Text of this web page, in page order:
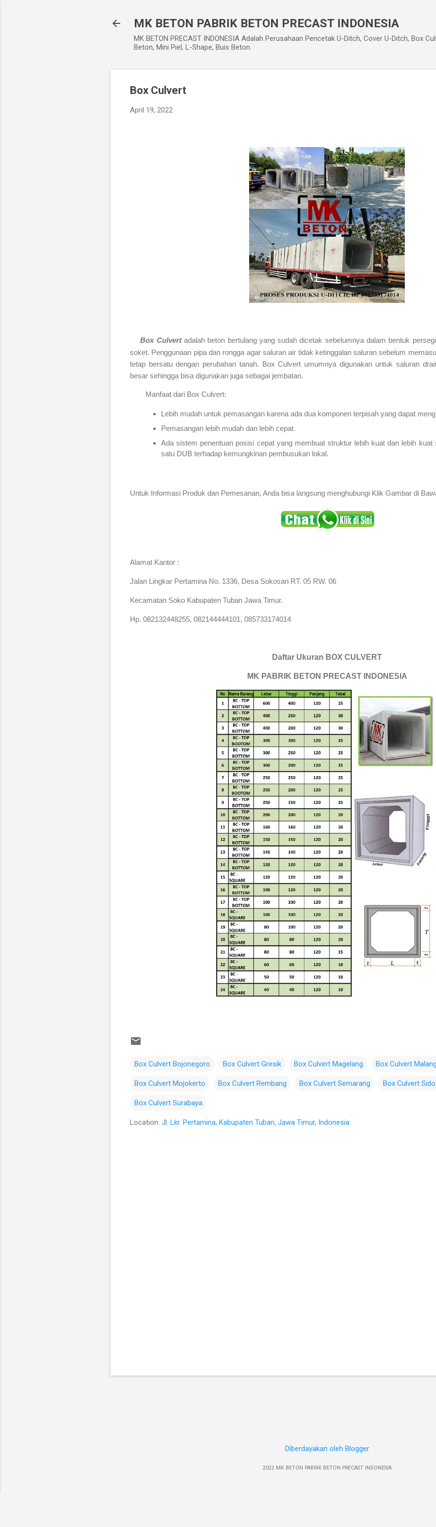
MK BETON PABRIK BETON PRECAST INDONESIA
MK BETON PRECAST INDONESIA Adalah Perusahaan Pencetak U-Ditch, Cover U-Ditch, Box
Beton, Mini Piel, L-Shape, Buis Beton.
Box Culvert
April 19, 2022
Box Culvertadalah beton bertulang yang sudah dicetak sebelumnya dalam bentuk
soket. Penggunaan pipa dan rongga agar saluran air tidak ketinggalan saluran sebelum
tetap bersatu dengan perubahan tanah. Box Culvert umumnya digunakan untuk saluran
besar sehingga bisa digunakan juga sebagai jembatan.
Manfaat dari Box Culvert:
Lebih mudah untuk pemasangan karena ada dua komponen terpisah yang dapat
Pemasangan lebih mudah dan lebih cepat.
Ada sistem penentuan posisi cepat yang membuat struktur lebih kuat dan lebih kuat
satu DUB terhadap kemungkinan pembusukan lokal.
Untuk Informasi Produk dan Pemesanan, Anda bisa langsung menghubungi Klik Gambar di
Alamat Kantor :
Jalan Lingkar Pertamina No. 1336, Desa Sokosari RT. 05 RW. 06
Kecamatan Soko Kabupaten Tuban Jawa Timur.
Hp. 082132448255, 082144444101, 085733174014
Daftar Ukuran BOX CULVERT
MK PABRIK BETON PRECAST INDONESIA
Box Culvert Bojonegoro Box Culvert Gresik Box Culvert Magelang Box Culvert Malang
Box Culvert Mojokerto Box Culvert Rembang Box Culvert Semarang Box Culvert
Box Culvert Surabaya
Location: Jl. Lkr. Pertamina, Kabupaten Tuban, Jawa Timur, Indonesia
Diberdayakan oleh Blogger
2022 MK BETON PABRIK BETON PRECAST INDONESIA